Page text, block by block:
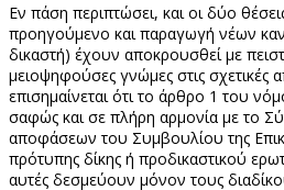
Εν πάση περιπτώσει, και οι δύο
προηγούμενο και παραγωγή νέων
δικαστή) έχουν αποκρουσθεί με
μειοψηφούσες γνώμες στις σχετικές
επισημαίνεται ότι το άρθρο 1 του
σαφώς και σε πλήρη αρμονία με το
αποφάσεων του Συμβουλίου της
πρότυπης δίκης ή προδικαστικού
αυτές δεσμεύουν μόνον τους